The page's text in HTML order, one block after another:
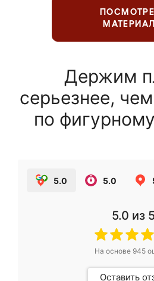
Держим
серьезнее,
по
5.0 5.0
5.0 из
На основе 945
Оставить